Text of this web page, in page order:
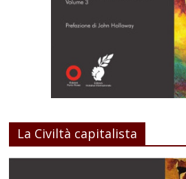
La Civiltà capitalista